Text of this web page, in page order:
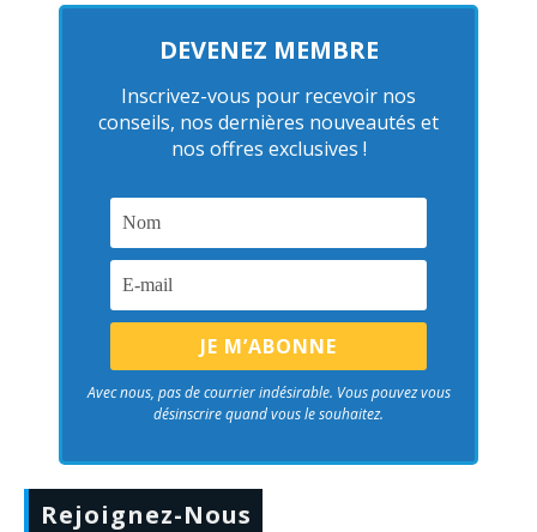
DEVENEZ MEMBRE
Inscrivez-vous pour recevoir nos
conseils, nos dernières nouveautés et
nos offres exclusives !
Avec nous, pas de courrier indésirable. Vous pouvez vous
désinscrire quand vous le souhaitez.
Rejoignez-Nous